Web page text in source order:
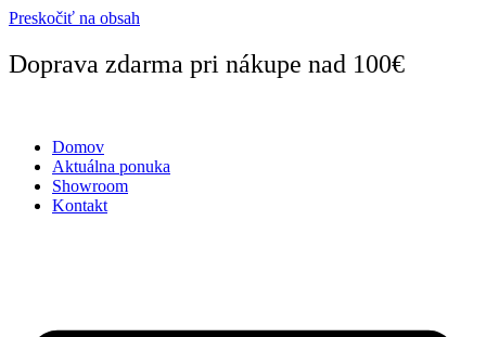
Preskočiť na obsah
Doprava zdarma pri nákupe nad 100€
Domov
Aktuálna ponuka
Showroom
Kontakt